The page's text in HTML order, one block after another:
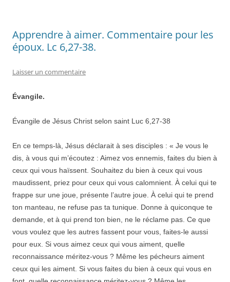
Apprendre à aimer. Commentaire pour les
époux. Lc 6,27-38.
Laisser un commentaire
Évangile.
Évangile de Jésus Christ selon saint Luc 6,27-38
En ce temps-là, Jésus déclarait à ses disciples : « Je vous le
dis, à vous qui m’écoutez : Aimez vos ennemis, faites du bien à
ceux qui vous haïssent. Souhaitez du bien à ceux qui vous
maudissent, priez pour ceux qui vous calomnient. À celui qui te
frappe sur une joue, présente l’autre joue. À celui qui te prend
ton manteau, ne refuse pas ta tunique. Donne à quiconque te
demande, et à qui prend ton bien, ne le réclame pas. Ce que
vous voulez que les autres fassent pour vous, faites-le aussi
pour eux. Si vous aimez ceux qui vous aiment, quelle
reconnaissance méritez-vous ? Même les pécheurs aiment
ceux qui les aiment. Si vous faites du bien à ceux qui vous en